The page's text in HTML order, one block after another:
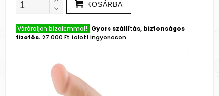
KOSÁRBA
Várároljon bizalommal! Gyors szállítás, biztonságos
fizetés. 27.000 Ft felett ingyenesen.